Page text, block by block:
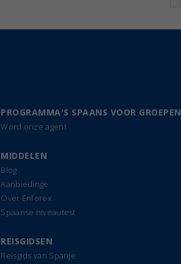
PROGRAMMA'S SPAANS VOOR GROEPEN
Word onze agent
MIDDELEN
Blog
Aanbiedinge
Over Enforex
Spaanse niveautest
REISGIDSEN
Reisgids van Spanje